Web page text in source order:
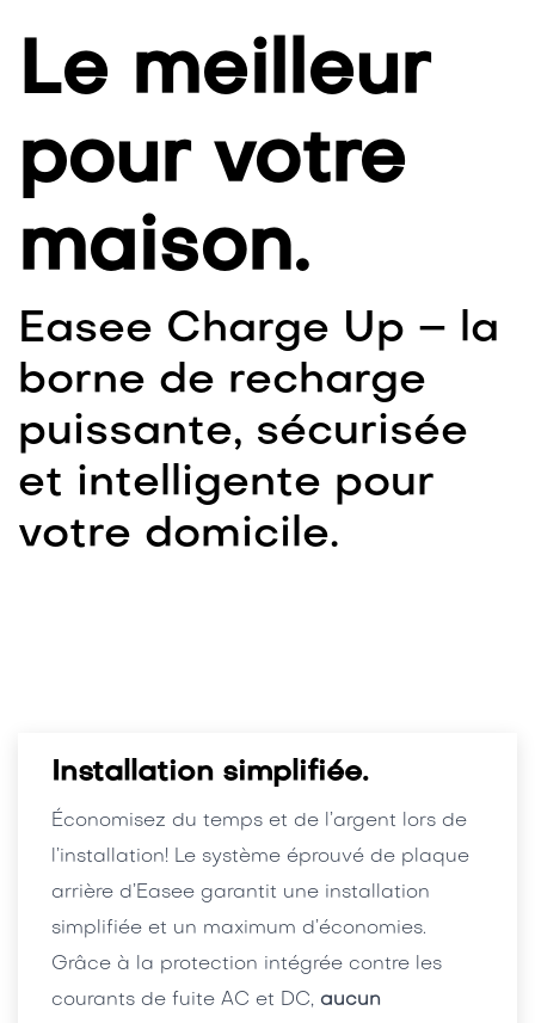
Le meilleur
pour votre
maison.
Easee Charge Up – la
borne de recharge
puissante, sécurisée
et intelligente pour
votre domicile.
Installation simplifiée.
Économisez du temps et de l’argent lors de
l’installation! Le système éprouvé de plaque
arrière d’Easee garantit une installation
simplifiée et un maximum d’économies.
Grâce à la protection intégrée contre les
courants de fuite AC et DC, aucun